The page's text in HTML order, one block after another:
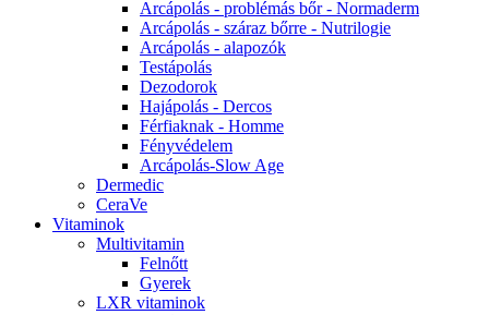
Arcápolás - problémás bőr - Normaderm
Arcápolás - száraz bőrre - Nutrilogie
Arcápolás - alapozók
Testápolás
Dezodorok
Hajápolás - Dercos
Férfiaknak - Homme
Fényvédelem
Arcápolás-Slow Age
Dermedic
CeraVe
Vitaminok
Multivitamin
Felnőtt
Gyerek
LXR vitaminok